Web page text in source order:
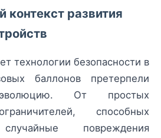
контекст развития
технологии безопасности в
баллонов претерпели
эволюцию. От простых
способных
случайные повреждения